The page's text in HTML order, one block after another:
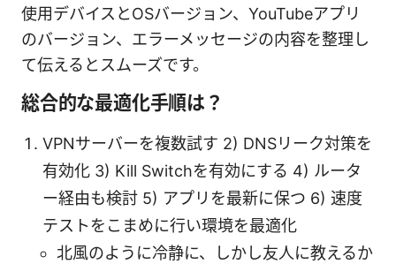
使用デバイスとOSバージョン、YouTubeアプリ
のバージョン、エラーメッセージの内容を整理し
て伝えるとスムーズです。
総合的な最適化手順は？
VPNサーバーを複数試す 2) DNSリーク対策を
有効化 3) Kill Switchを有効にする 4) ルータ
ー経由も検討 5) アプリを最新に保つ 6) 速度
テストをこまめに行い環境を最適化
北風のように冷静に、しかし友人に教えるか